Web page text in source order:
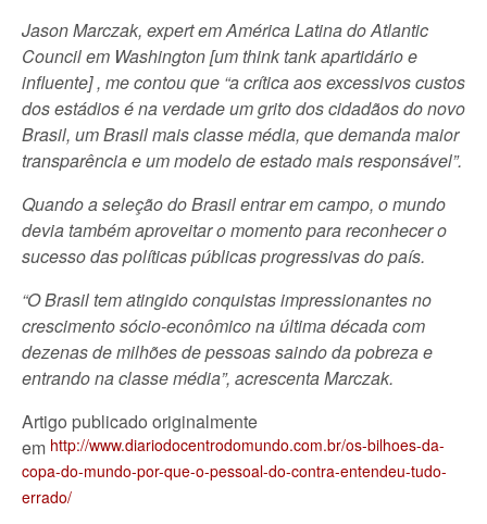
Jason Marczak, expert em América Latina do Atlantic
Council em Washington [um think tank apartidário e
influente] , me contou que “a crítica aos excessivos custos
dos estádios é na verdade um grito dos cidadãos do novo
Brasil, um Brasil mais classe média, que demanda maior
transparência e um modelo de estado mais responsável”.
Quando a seleção do Brasil entrar em campo, o mundo
devia também aproveitar o momento para reconhecer o
sucesso das políticas públicas progressivas do país.
“O Brasil tem atingido conquistas impressionantes no
crescimento sócio-econômico na última década com
dezenas de milhões de pessoas saindo da pobreza e
entrando na classe média”, acrescenta Marczak.
Artigo publicado originalmente
em http://www.diariodocentrodomundo.com.br/os-bilhoes-da-
copa-do-mundo-por-que-o-pessoal-do-contra-entendeu-tudo-
errado/